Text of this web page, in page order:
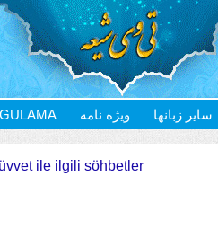
ویژه نامه سایر زبانها
ile ilgili söhbetler